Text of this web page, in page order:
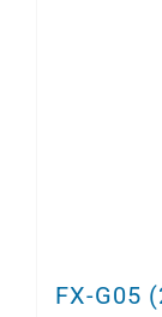
FX-G05